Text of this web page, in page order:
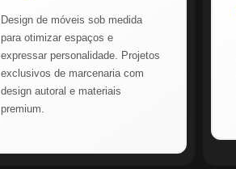
Design de móveis sob medida
para otimizar espaços e
expressar personalidade. Projetos
exclusivos de marcenaria com
design autoral e materiais
premium.